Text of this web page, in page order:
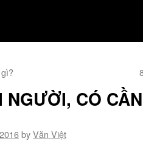
CÓ
byVăn Việt